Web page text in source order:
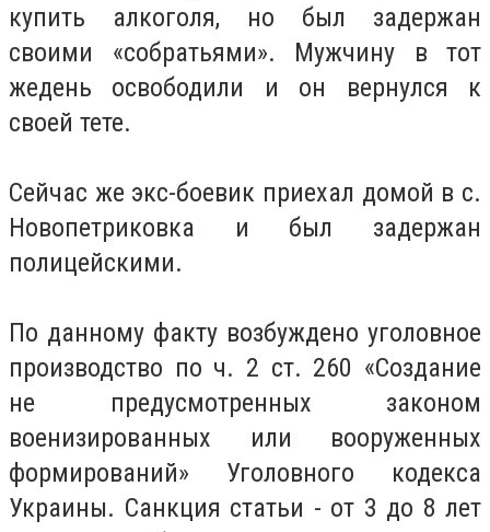
купить алкоголя, но был задержан
своими «собратьями». Мужчину в тот
жедень освободили и он вернулся к
своей тете.
Сейчас же экс-боевик приехал домой в с.
Новопетриковка и был задержан
полицейскими.
По данному факту возбуждено уголовное
производство по ч. 2 ст. 260 «Создание
не предусмотренных законом
военизированных или вооруженных
формирований» Уголовного кодекса
Украины. Санкция статьи - от 3 до 8 лет